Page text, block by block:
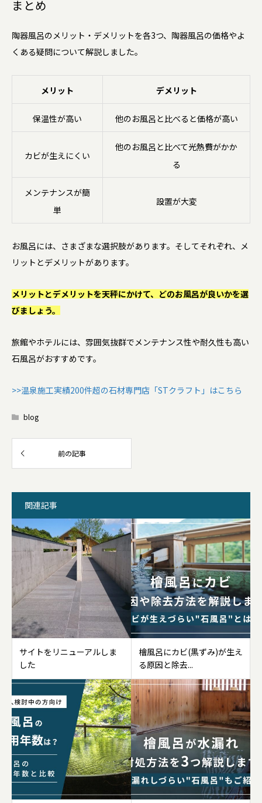
まとめ
陶器風呂のメリット・デメリットを各3つ、陶器風呂の価格やよ
くある疑問について解説しました。
メリット デメリット
保温性が高い 他のお風呂と比べると価格が高い
カビが生えにくい
他のお風呂と比べて光熱費がかか
る
メンテナンスが簡
単
設置が大変
お風呂には、さまざまな選択肢があります。そしてそれぞれ、メ
リットとデメリットがあります。
メリットとデメリットを天秤にかけて、どのお風呂が良いかを選
びましょう。
旅館やホテルには、雰囲気抜群でメンテナンス性や耐久性も高い
石風呂がおすすめです。
>>温泉施工実績200件超の石材専門店「STクラフト」はこちら
blog
関連記事
サイトをリニューアルしま
した
檜風呂にカビ(黒ずみ)が生え
る原因と除去...